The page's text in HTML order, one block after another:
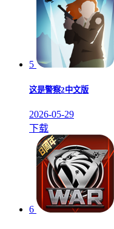
5
这是警察2中文版
2026-05-29
下载
6